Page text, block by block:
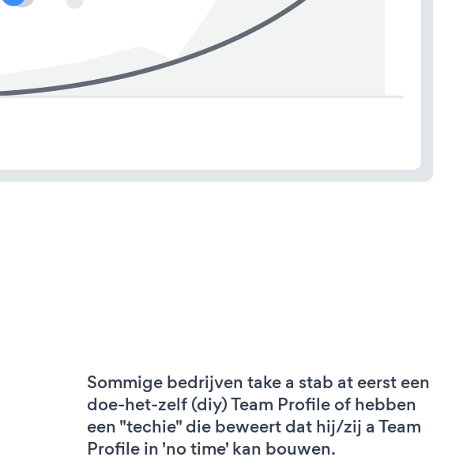
Sommige bedrijven take a stab at eerst een
doe-het-zelf (diy) Team Profile of hebben
een "techie" die beweert dat hij/zij a Team
Profile in 'no time' kan bouwen.